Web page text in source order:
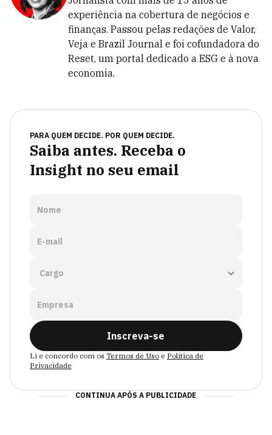
experiência na cobertura de negócios e
finanças. Passou pelas redações de Valor,
Veja e Brazil Journal e foi cofundadora do
Reset, um portal dedicado a ESG e à nova
economia.
PARA QUEM DECIDE. POR QUEM DECIDE.
Saiba antes. Receba o
Insight no seu email
Nome
E-mail
Empresa
Inscreva-se
Li e concordo com os Termos de Uso e Política de
Privacidade
CONTINUA APÓS A PUBLICIDADE